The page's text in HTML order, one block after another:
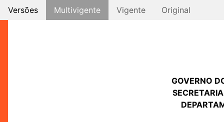
Versões Multivigente Vigente Original
GOVERNO